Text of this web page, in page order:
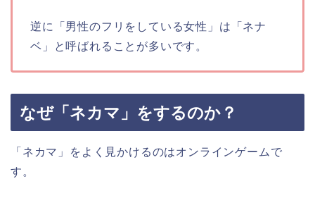
逆に「男性のフリをしている女性」は「ネナ
ベ」と呼ばれることが多いです。
なぜ「ネカマ」をするのか？
「ネカマ」をよく見かけるのはオンラインゲームで
す。